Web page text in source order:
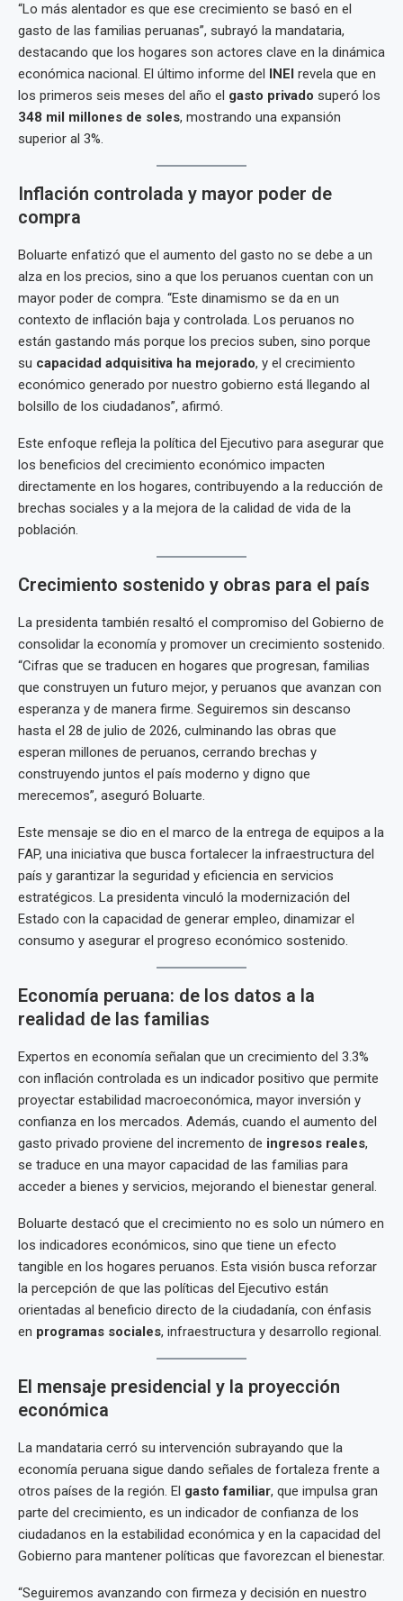
“Lo más alentador es que ese crecimiento se basó en el
gasto de las familias peruanas”, subrayó la mandataria,
destacando que los hogares son actores clave en la dinámica
económica nacional. El último informe del INEI revela que en
los primeros seis meses del año el gasto privado superó los
348 mil millones de soles, mostrando una expansión
superior al 3%.
Inflación controlada y mayor poder de
compra
Boluarte enfatizó que el aumento del gasto no se debe a un
alza en los precios, sino a que los peruanos cuentan con un
mayor poder de compra. “Este dinamismo se da en un
contexto de inflación baja y controlada. Los peruanos no
están gastando más porque los precios suben, sino porque
su capacidad adquisitiva ha mejorado, y el crecimiento
económico generado por nuestro gobierno está llegando al
bolsillo de los ciudadanos”, afirmó.
Este enfoque refleja la política del Ejecutivo para asegurar que
los beneficios del crecimiento económico impacten
directamente en los hogares, contribuyendo a la reducción de
brechas sociales y a la mejora de la calidad de vida de la
población.
Crecimiento sostenido y obras para el país
La presidenta también resaltó el compromiso del Gobierno de
consolidar la economía y promover un crecimiento sostenido.
“Cifras que se traducen en hogares que progresan, familias
que construyen un futuro mejor, y peruanos que avanzan con
esperanza y de manera firme. Seguiremos sin descanso
hasta el 28 de julio de 2026, culminando las obras que
esperan millones de peruanos, cerrando brechas y
construyendo juntos el país moderno y digno que
merecemos”, aseguró Boluarte.
Este mensaje se dio en el marco de la entrega de equipos a la
FAP, una iniciativa que busca fortalecer la infraestructura del
país y garantizar la seguridad y eficiencia en servicios
estratégicos. La presidenta vinculó la modernización del
Estado con la capacidad de generar empleo, dinamizar el
consumo y asegurar el progreso económico sostenido.
Economía peruana: de los datos a la
realidad de las familias
Expertos en economía señalan que un crecimiento del 3.3%
con inflación controlada es un indicador positivo que permite
proyectar estabilidad macroeconómica, mayor inversión y
confianza en los mercados. Además, cuando el aumento del
gasto privado proviene del incremento de ingresos reales,
se traduce en una mayor capacidad de las familias para
acceder a bienes y servicios, mejorando el bienestar general.
Boluarte destacó que el crecimiento no es solo un número en
los indicadores económicos, sino que tiene un efecto
tangible en los hogares peruanos. Esta visión busca reforzar
la percepción de que las políticas del Ejecutivo están
orientadas al beneficio directo de la ciudadanía, con énfasis
en programas sociales, infraestructura y desarrollo regional.
El mensaje presidencial y la proyección
económica
La mandataria cerró su intervención subrayando que la
economía peruana sigue dando señales de fortaleza frente a
otros países de la región. El gasto familiar, que impulsa gran
parte del crecimiento, es un indicador de confianza de los
ciudadanos en la estabilidad económica y en la capacidad del
Gobierno para mantener políticas que favorezcan el bienestar.
“Seguiremos avanzando con firmeza y decisión en nuestro